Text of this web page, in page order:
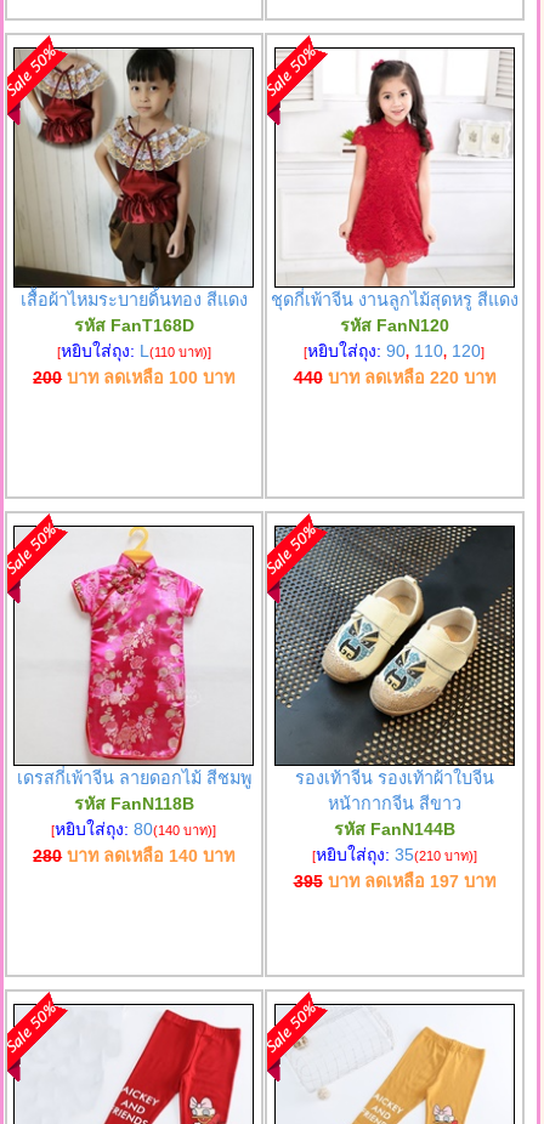
เสื้อผ้าไหมระบายดิ้นทอง สีแดง
รหัส FanT168D
[หยิบใส่ถุง: L (110 บาท)]
200บาท ลดเหลือ 100 บาท
ชุดกี่เพ้าจีน งานลูกไม้สุดหรู สีแดง
รหัส FanN120
[หยิบใส่ถุง:90, 110, 120]
440บาท ลดเหลือ 220บาท
เดรสกี่เพ้าจีน ลายดอกไม้ สีชมพู
รหัส FanN118B
[หยิบใส่ถุง:80(140 บาท)]
280บาท ลดเหลือ 140 บาท
รองเท้าจีน รองเท้าผ้าใบจีน
หน้ากากจีน สีขาว
รหัส FanN144B
[หยิบใส่ถุง: 35(210 บาท)]
395บาท ลดเหลือ 197บาท